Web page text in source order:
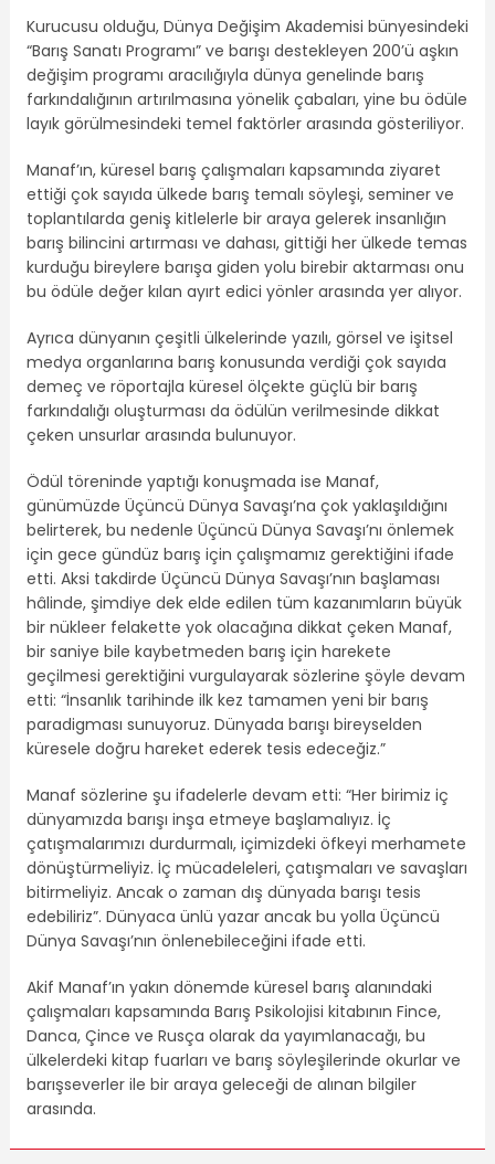
Kurucusu olduğu, Dünya Değişim Akademisi bünyesindeki
“Barış Sanatı Programı” ve barışı destekleyen 200’ü aşkın
değişim programı aracılığıyla dünya genelinde barış
farkındalığının artırılmasına yönelik çabaları, yine bu ödüle
layık görülmesindeki temel faktörler arasında gösteriliyor.
Manaf’ın, küresel barış çalışmaları kapsamında ziyaret
ettiği çok sayıda ülkede barış temalı söyleşi, seminer ve
toplantılarda geniş kitlelerle bir araya gelerek insanlığın
barış bilincini artırması ve dahası, gittiği her ülkede temas
kurduğu bireylere barışa giden yolu birebir aktarması onu
bu ödüle değer kılan ayırt edici yönler arasında yer alıyor.
Ayrıca dünyanın çeşitli ülkelerinde yazılı, görsel ve işitsel
medya organlarına barış konusunda verdiği çok sayıda
demeç ve röportajla küresel ölçekte güçlü bir barış
farkındalığı oluşturması da ödülün verilmesinde dikkat
çeken unsurlar arasında bulunuyor.
Ödül töreninde yaptığı konuşmada ise Manaf,
günümüzde Üçüncü Dünya Savaşı’na çok yaklaşıldığını
belirterek, bu nedenle Üçüncü Dünya Savaşı’nı önlemek
için gece gündüz barış için çalışmamız gerektiğini ifade
etti. Aksi takdirde Üçüncü Dünya Savaşı’nın başlaması
hâlinde, şimdiye dek elde edilen tüm kazanımların büyük
bir nükleer felakette yok olacağına dikkat çeken Manaf,
bir saniye bile kaybetmeden barış için harekete
geçilmesi gerektiğini vurgulayarak sözlerine şöyle devam
etti: “İnsanlık tarihinde ilk kez tamamen yeni bir barış
paradigması sunuyoruz. Dünyada barışı bireyselden
küresele doğru hareket ederek tesis edeceğiz.”
Manaf sözlerine şu ifadelerle devam etti: “Her birimiz iç
dünyamızda barışı inşa etmeye başlamalıyız. İç
çatışmalarımızı durdurmalı, içimizdeki öfkeyi merhamete
dönüştürmeliyiz. İç mücadeleleri, çatışmaları ve savaşları
bitirmeliyiz. Ancak o zaman dış dünyada barışı tesis
edebiliriz”. Dünyaca ünlü yazar ancak bu yolla Üçüncü
Dünya Savaşı’nın önlenebileceğini ifade etti.
Akif Manaf’ın yakın dönemde küresel barış alanındaki
çalışmaları kapsamında Barış Psikolojisi kitabının Fince,
Danca, Çince ve Rusça olarak da yayımlanacağı, bu
ülkelerdeki kitap fuarları ve barış söyleşilerinde okurlar ve
barışseverler ile bir araya geleceği de alınan bilgiler
arasında.